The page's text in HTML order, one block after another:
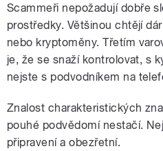
Scammeři nepožadují dobře
prostředky. Většinou chtějí
nebo kryptoměny. Třetím
je, že se snaží kontrolovat, s
nejste s podvodníkem na
Znalost charakteristických
pouhé podvědomí nestačí.
připravení a obezřetní.